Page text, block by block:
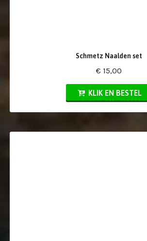
Schmetz Naalden set
€ 15,00
KLIK EN BESTEL